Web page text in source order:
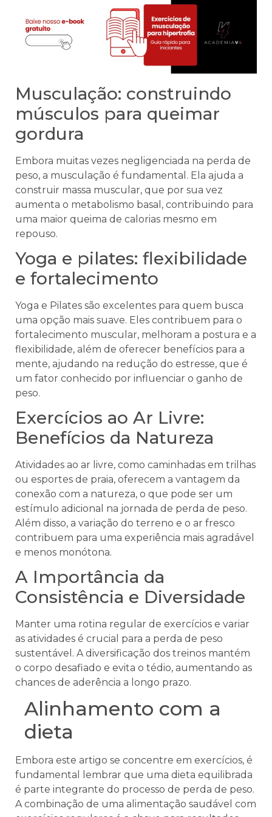
Musculação: construindo
músculos para queimar
gordura
Embora muitas vezes negligenciada na perda de
peso, a musculação é fundamental. Ela ajuda a
construir massa muscular, que por sua vez
aumenta o metabolismo basal, contribuindo para
uma maior queima de calorias mesmo em
repouso.
Yoga e pilates: flexibilidade
e fortalecimento
Yoga e Pilates são excelentes para quem busca
uma opção mais suave. Eles contribuem para o
fortalecimento muscular, melhoram a postura e a
flexibilidade, além de oferecer benefícios para a
mente, ajudando na redução do estresse, que é
um fator conhecido por influenciar o ganho de
peso.
Exercícios ao Ar Livre:
Benefícios da Natureza
Atividades ao ar livre, como caminhadas em trilhas
ou esportes de praia, oferecem a vantagem da
conexão com a natureza, o que pode ser um
estímulo adicional na jornada de perda de peso.
Além disso, a variação do terreno e o ar fresco
contribuem para uma experiência mais agradável
e menos monótona.
A Importância da
Consistência e Diversidade
Manter uma rotina regular de exercícios e variar
as atividades é crucial para a perda de peso
sustentável. A diversificação dos treinos mantém
o corpo desafiado e evita o tédio, aumentando as
chances de aderência a longo prazo.
Alinhamento com a
dieta
Embora este artigo se concentre em exercícios, é
fundamental lembrar que uma dieta equilibrada
é parte integrante do processo de perda de peso.
A combinação de uma alimentação saudável com